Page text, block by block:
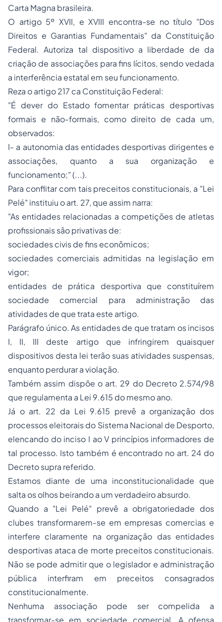
Carta Magna brasileira.
O artigo 5º XVII, e XVIII encontra-se no título "Dos
Direitos e Garantias Fundamentais" da Constituição
Federal. Autoriza tal dispositivo a liberdade de da
criação de associações para fins lícitos, sendo vedada
a interferência estatal em seu funcionamento.
Reza o artigo 217 ca Constituição Federal:
"É dever do Estado fomentar práticas desportivas
formais e não-formais, como direito de cada um,
observados:
I- a autonomia das entidades desportivas dirigentes e
associações, quanto a sua organização e
funcionamento;" (...).
Para conflitar com tais preceitos constitucionais, a "Lei
Pelé" instituiu o art. 27, que assim narra:
"As entidades relacionadas a competições de atletas
profissionais são privativas de:
sociedades civis de fins econômicos;
sociedades comerciais admitidas na legislação em
vigor;
entidades de prática desportiva que constituírem
sociedade comercial para administração das
atividades de que trata este artigo.
Parágrafo único. As entidades de que tratam os incisos
I, II, III deste artigo que infringirem quaisquer
dispositivos desta lei terão suas atividades suspensas,
enquanto perdurar a violação.
Também assim dispõe o art. 29 do Decreto 2.574/98
que regulamenta a Lei 9.615 do mesmo ano.
Já o art. 22 da Lei 9.615 prevê a organização dos
processos eleitorais do Sistema Nacional de Desporto,
elencando do inciso I ao V princípios informadores de
tal processo. Isto também é encontrado no art. 24 do
Decreto supra referido.
Estamos diante de uma inconstitucionalidade que
salta os olhos beirando a um verdadeiro absurdo.
Quando a "Lei Pelé" prevê a obrigatoriedade dos
clubes transformarem-se em empresas comercias e
interfere claramente na organização das entidades
desportivas ataca de morte preceitos constitucionais.
Não se pode admitir que o legislador e administração
pública interfiram em preceitos consagrados
constitucionalmente.
Nenhuma associação pode ser compelida a